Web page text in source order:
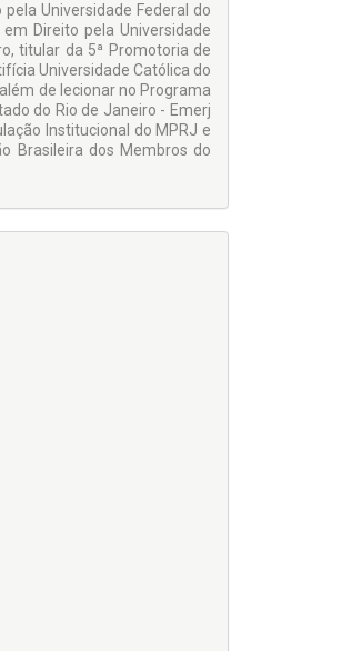
Universidade Federal do
Direito pela Universidade
titular da 5ª Promotoria de
Universidade Católica do
de lecionar no Programa
do Rio de Janeiro - Emerj
Institucional do MPRJ e
Brasileira dos Membros do